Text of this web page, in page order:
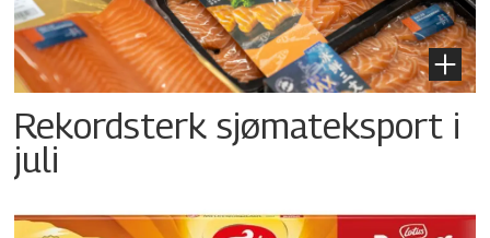
Rekordsterk sjømateksport i
juli